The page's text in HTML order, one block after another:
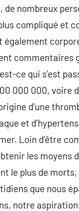
nombreux
compliqué et
également
commentaires
ce qui s’est
000 000, voire
d’une
et
Loin d’être
les moyens
le plus de
que nous
notre